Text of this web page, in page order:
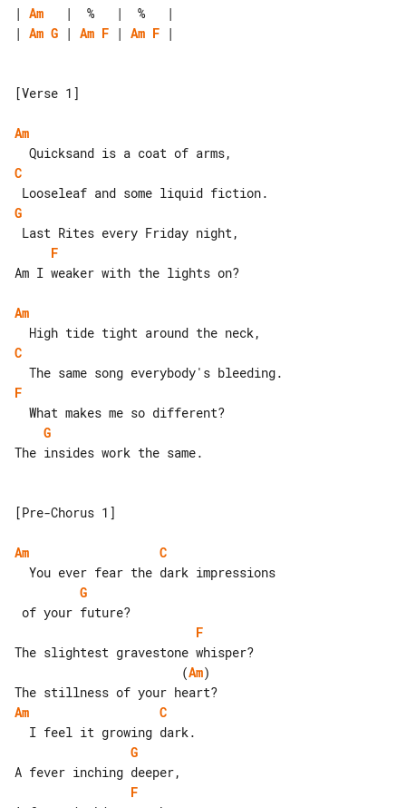
| Am
| Am G | Am F | Am F |
[Verse 1]
Am
C
G
F
Am I weaker with the lights on?
Am
C
F
G
The insides work the same.
[Pre-Chorus 1]
Am
C
G
F
                       (
Am)
Am
C
G
F